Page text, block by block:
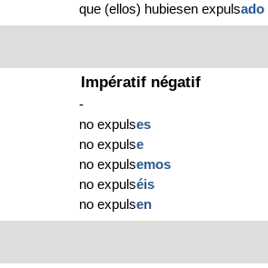
que (ellos) hubiesen expulsado
Impératif négatif
-
no expulses
no expulse
no expulsemos
no expulséis
no expulsen